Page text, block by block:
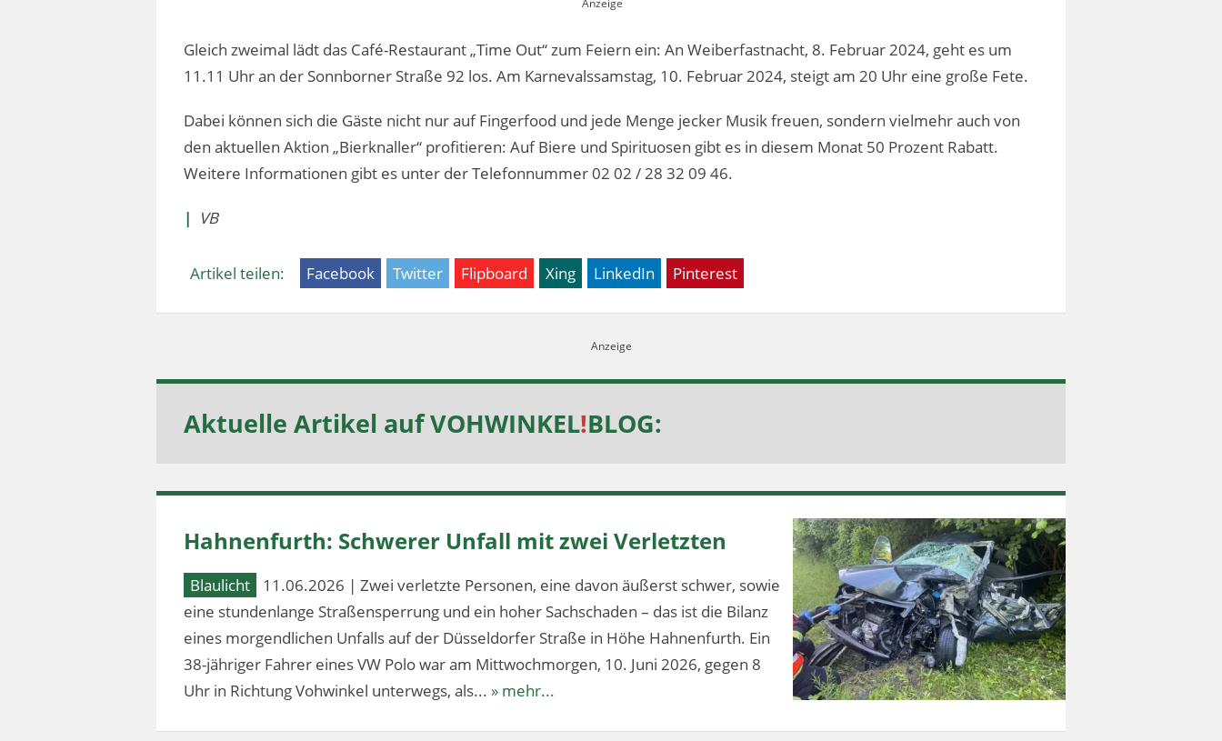
Gleich zweimal lädt das Café-Restaurant „Time Out“ zum Feiern ein: An Weiberfastnacht, 8. Februar 2024, geht es um
11.11 Uhr an der Sonnborner Straße 92 los. Am Karnevalssamstag, 10. Februar 2024, steigt am 20 Uhr eine große Fete.
Dabei können sich die Gäste nicht nur auf Fingerfood und jede Menge jecker Musik freuen, sondern vielmehr auch von
den aktuellen Aktion „Bierknaller“ profitieren: Auf Biere und Spirituosen gibt es in diesem Monat 50 Prozent Rabatt.
Weitere Informationen gibt es unter der Telefonnummer 02 02 / 28 32 09 46.
| VB
Artikel teilen: Facebook Twitter Flipboard Xing LinkedIn Pinterest
Aktuelle Artikel aufVOHWINKEL!BLOG:
Hahnenfurth: Schwerer Unfall mit zwei Verletzten
Blaulicht
11.06.2026 | Zwei verletzte Personen, eine davon äußerst schwer, sowie
eine stundenlange Straßensperrung und ein hoher Sachschaden – das ist die Bilanz
eines morgendlichen Unfalls auf der Düsseldorfer Straße in Höhe Hahnenfurth. Ein
38-jähriger Fahrer eines VW Polo war am Mittwochmorgen, 10. Juni 2026, gegen 8
Uhr in Richtung Vohwinkel unterwegs, als... » mehr...